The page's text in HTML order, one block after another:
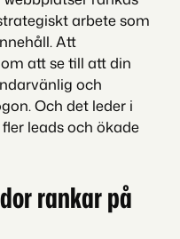
arbete som
Att
att se till att din
och
Och det leder i
leads och ökade
rankar på